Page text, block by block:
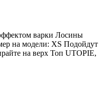
варки Лосины
на модели: XS Подойдут
на верх Топ UTOPIE,